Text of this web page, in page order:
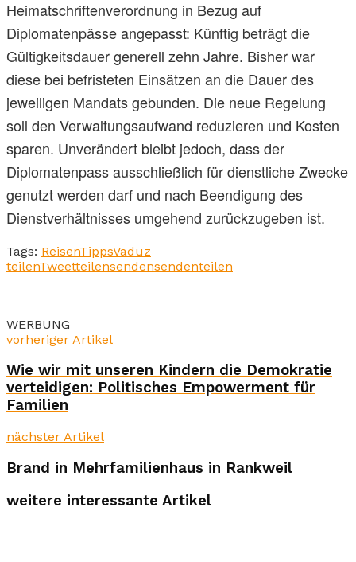
Heimatschriftenverordnung in Bezug auf
Diplomatenpässe angepasst: Künftig beträgt die
Gültigkeitsdauer generell zehn Jahre. Bisher war
diese bei befristeten Einsätzen an die Dauer des
jeweiligen Mandats gebunden. Die neue Regelung
soll den Verwaltungsaufwand reduzieren und Kosten
sparen. Unverändert bleibt jedoch, dass der
Diplomatenpass ausschließlich für dienstliche Zwecke
genutzt werden darf und nach Beendigung des
Dienstverhältnisses umgehend zurückzugeben ist.
Tags: ReisenTippsVaduz
teilenTweetteilensendensendenteilen
WERBUNG
vorheriger Artikel
Wie wir mit unseren Kindern die Demokratie
verteidigen: Politisches Empowerment für
Familien
nächster Artikel
Brand in Mehrfamilienhaus in Rankweil
weitere interessante Artikel